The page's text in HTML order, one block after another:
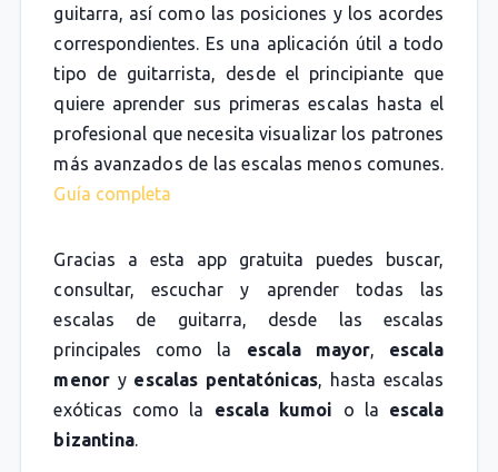
guitarra, así como las posiciones y los acordes
correspondientes. Es una aplicación útil a todo
tipo de guitarrista, desde el principiante que
quiere aprender sus primeras escalas hasta el
profesional que necesita visualizar los patrones
más avanzados de las escalas menos comunes.
Guía completa
Gracias a esta app gratuita puedes buscar,
consultar, escuchar y aprender todas las
escalas de guitarra, desde las escalas
principales como la escala mayor, escala
menory escalas pentatónicas, hasta escalas
exóticas como la escala kumoi o la escala
bizantina.